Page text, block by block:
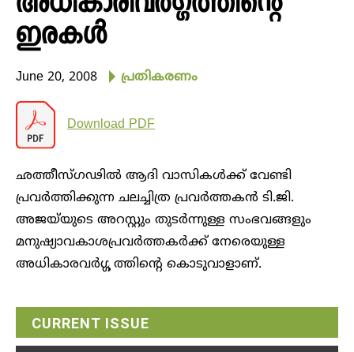
ഇരകള്‍
June 20, 2008 പ്രതികരണം
Download PDF
ഛത്തീസ്ഗഢില്‍ ആദി വാസികള്‍ക്ക് വേണ്ടി
പ്രവര്‍ത്തിക്കുന്ന ചലച്ചിത്ര പ്രവര്‍ത്തകന്‍ ടി.ജി.
അജയ്‌യുടെ അറസ്റ്റും തുടര്‍ന്നുള്ള സംഭവങ്ങളും
മനുഷ്യാവകാശപ്രവര്‍ത്തകര്‍ക്ക് നേരെയുള്ള
അധികാരവര്‍ഗ്ഗ ത്തിന്റെ കൊടുവാളാണ്.
CURRENT ISSUE